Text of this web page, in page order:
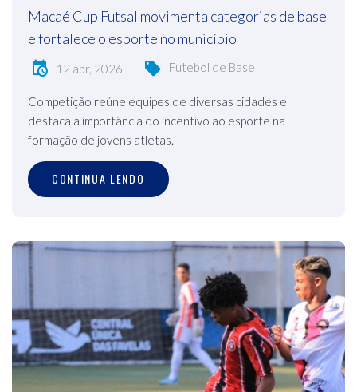
Macaé Cup Futsal movimenta categorias de base
e fortalece o esporte no município
12 abr, 2026 Futebol de Base
Competição reúne equipes de diversas cidades e
destaca a importância do incentivo ao esporte na
formação de jovens atletas.
CONTINUA LENDO